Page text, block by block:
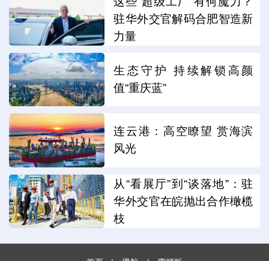
驻华外交官解码合肥智造新
力量
生态守护 持续解锁高颜
值“重庆蓝”
连云港：高空瞭望 赏海滨
风光
从“看展厅”到“谈落地”：驻
华外交官在皖抛出合作橄榄
枝